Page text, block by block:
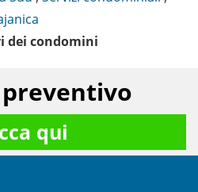
dei condomini
preventivo
qui